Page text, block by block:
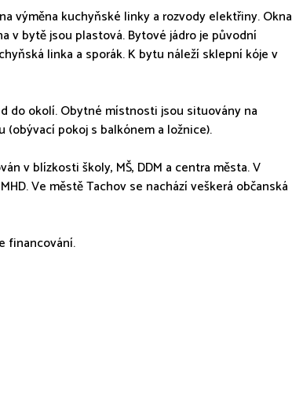
výměna kuchyňské linky a rozvody elektřiny. Okna
v bytě jsou plastová. Bytové jádro je původní
linka a sporák. K bytu náleží sklepní kóje v
do okolí. Obytné místnosti jsou situovány na
(obývací pokoj s balkónem a ložnice).
v blízkosti školy, MŠ, DDM a centra města. V
Ve městě Tachov se nachází veškerá občanská
financování.